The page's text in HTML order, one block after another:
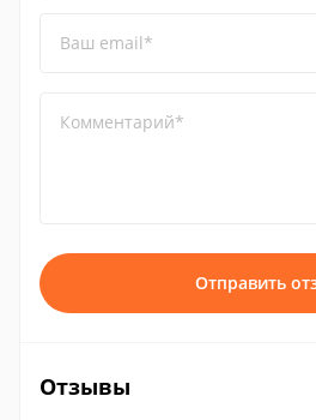
Ваш email*
Комментарий*
Отправить
Отзывы